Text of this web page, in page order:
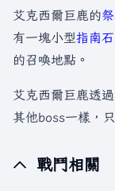
艾克西爾巨鹿的
有一塊小型指南石
的召喚地點。
艾克西爾巨鹿透
其他boss一樣，
戰鬥相關